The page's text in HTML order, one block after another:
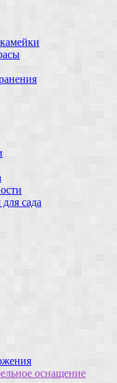
сада
оснащение